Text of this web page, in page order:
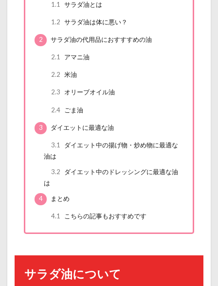
1.1 サラダ油とは
1.2 サラダ油は体に悪い？
2 サラダ油の代用品におすすすめの油
2.1 アマニ油
2.2 米油
2.3 オリーブオイル油
2.4 ごま油
3 ダイエットに最適な油
3.1
ダイエット中の揚げ物・炒め物に最適な
油は
3.2
ダイエット中のドレッシングに最適な油
は
4
まとめ
4.1 こちらの記事もおすすめです
サラダ油について